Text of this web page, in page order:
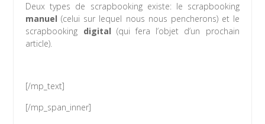
Deux types de scrapbooking existe: le scrapbooking
manuel (celui sur lequel nous nous pencherons) et le
scrapbooking digital (qui fera l’objet d’un prochain
article).
[/mp_text]
[/mp_span_inner]